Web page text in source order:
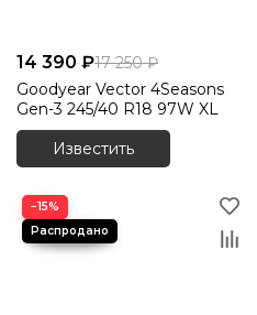
14 390 ₽17 250 ₽
Goodyear Vector 4Seasons
Gen-3 245/40 R18 97W XL
Известить
−15%